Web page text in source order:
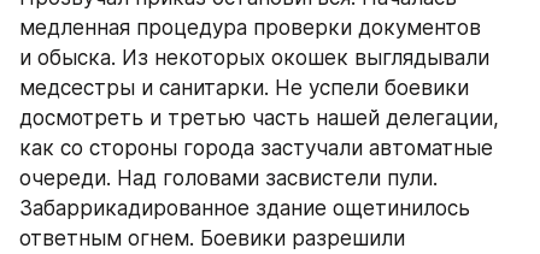
медленная процедура проверки документов
и обыска. Из некоторых окошек выглядывали
медсестры и санитарки. Не успели боевики
досмотреть и третью часть нашей делегации,
как со стороны города застучали автоматные
очереди. Над головами засвистели пули.
Забаррикадированное здание ощетинилось
ответным огнем. Боевики разрешили